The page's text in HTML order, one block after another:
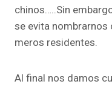
chinos…..Sin
se evita nombrarnos
meros residentes.
Al final nos damos